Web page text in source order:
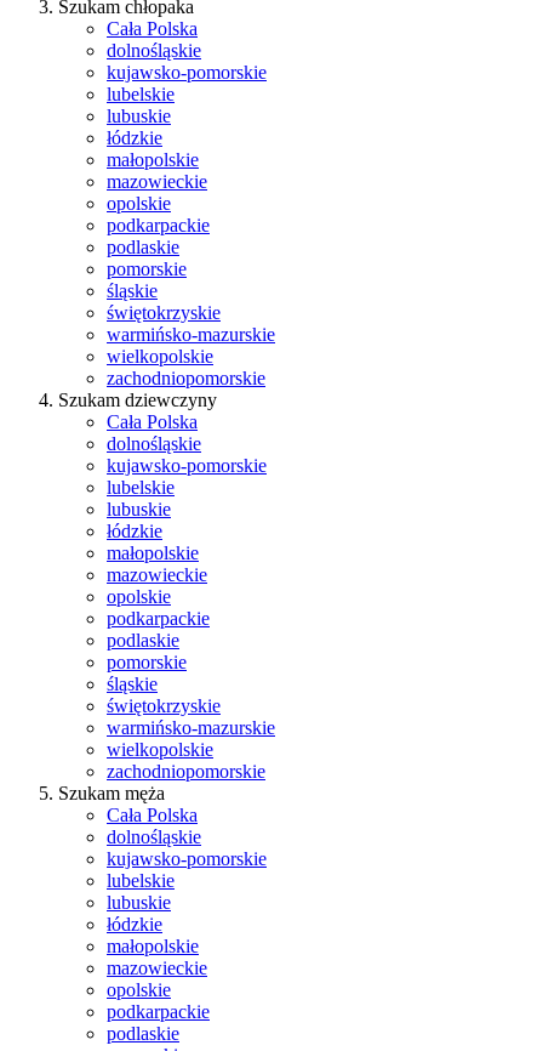
Szukam chłopaka
Cała Polska
dolnośląskie
kujawsko-pomorskie
lubelskie
lubuskie
łódzkie
małopolskie
mazowieckie
opolskie
podkarpackie
podlaskie
pomorskie
śląskie
świętokrzyskie
warmińsko-mazurskie
wielkopolskie
zachodniopomorskie
Szukam dziewczyny
Cała Polska
dolnośląskie
kujawsko-pomorskie
lubelskie
lubuskie
łódzkie
małopolskie
mazowieckie
opolskie
podkarpackie
podlaskie
pomorskie
śląskie
świętokrzyskie
warmińsko-mazurskie
wielkopolskie
zachodniopomorskie
Szukam męża
Cała Polska
dolnośląskie
kujawsko-pomorskie
lubelskie
lubuskie
łódzkie
małopolskie
mazowieckie
opolskie
podkarpackie
podlaskie